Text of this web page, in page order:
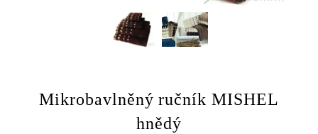
Mikrobavlněný ručník MISHEL
hnědý